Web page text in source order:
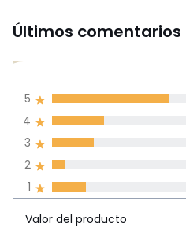
Últimos
4
1
2
3
4
5
Valor del producto